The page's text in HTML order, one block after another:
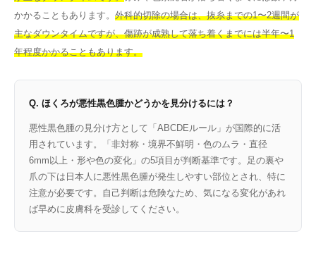
かかることもあります。 外科的切除の場合は、抜糸までの1〜2週間が
主なダウンタイムですが、傷跡が成熟して落ち着くまでには半年〜1
年程度かかることもあります。
Q. ほくろが悪性黒色腫かどうかを見分けるには？
悪性黒色腫の見分け方として「ABCDEルール」が国際的に活
用されています。「非対称・境界不鮮明・色のムラ・直径
6mm以上・形や色の変化」の5項目が判断基準です。足の裏や
爪の下は日本人に悪性黒色腫が発生しやすい部位とされ、特に
注意が必要です。自己判断は危険なため、気になる変化があれ
ば早めに皮膚科を受診してください。